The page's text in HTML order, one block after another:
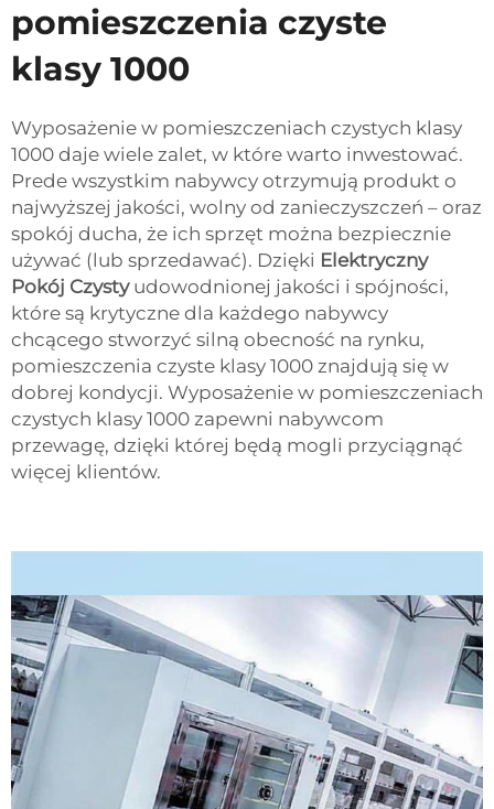
pomieszczenia czyste
klasy 1000
Wyposażenie w pomieszczeniach czystych klasy
1000 daje wiele zalet, w które warto inwestować.
Prede wszystkim nabywcy otrzymują produkt o
najwyższej jakości, wolny od zanieczyszczeń – oraz
spokój ducha, że ich sprzęt można bezpiecznie
używać (lub sprzedawać). Dzięki Elektryczny
Pokój Czysty udowodnionej jakości i spójności,
które są krytyczne dla każdego nabywcy
chcącego stworzyć silną obecność na rynku,
pomieszczenia czyste klasy 1000 znajdują się w
dobrej kondycji. Wyposażenie w pomieszczeniach
czystych klasy 1000 zapewni nabywcom
przewagę, dzięki której będą mogli przyciągnąć
więcej klientów.